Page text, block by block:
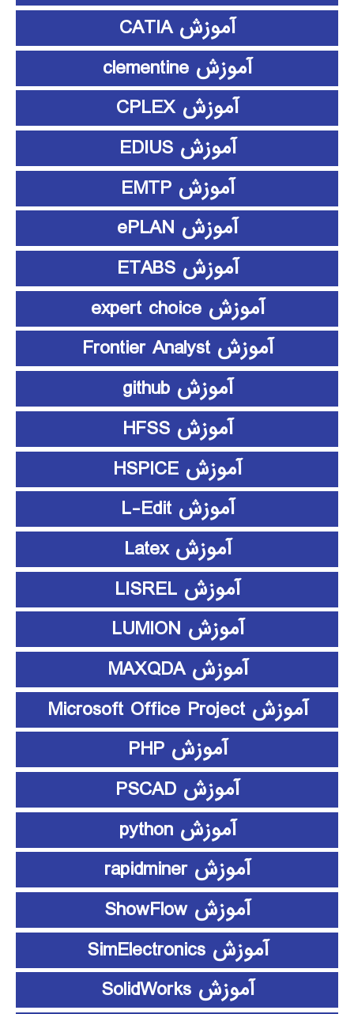
آموزش CATIA
آموزش clementine
آموزش CPLEX
آموزش EDIUS
آموزش EMTP
آموزش ePLAN
آموزش ETABS
آموزش expert choice
آموزش Frontier Analyst
آموزش github
آموزش HFSS
آموزش HSPICE
آموزش L-Edit
آموزش Latex
آموزش LISREL
آموزش LUMION
آموزش MAXQDA
آموزش Microsoft Office Project
آموزش PHP
آموزش PSCAD
آموزش python
آموزش rapidminer
آموزش ShowFlow
آموزش SimElectronics
آموزش SolidWorks